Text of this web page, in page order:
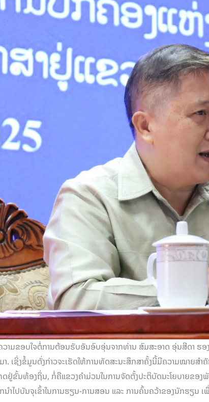
ວາມຂອບໃຈຕໍ່ການຕ້ອນຮັບອັນອົບອຸ່ນຈາກທ່ານ ສົມສະອາດ ອຸ່ນສີດາ ຮ
. ເຊິ່ງຂໍ້ມູນດັ່ງກ່າວຈະເຮັດໃຫ້ການທັດສະນະສຶກສາຄັ້ງນີ້ມີຄວາມໝາຍ
ຂັ້ນທ້ອງຖິ່ນ, ກໍ່ຄືແຂວງຄຳມ່ວນໃນການຈັດຕັ້ງປະຕິບັດນະໂຍບາຍຂອງ
ປບັນຈຸເຂົ້າໃນການຮຽນ-ການສອນ ແລະ ການຄົ້ນຄວ້າຂອງນັກຮຽນ ເ